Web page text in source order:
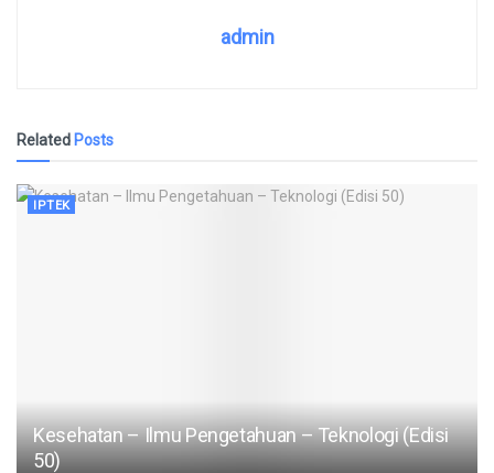
admin
Related Posts
IPTEK
Kesehatan – Ilmu Pengetahuan – Teknologi (Edisi
50)